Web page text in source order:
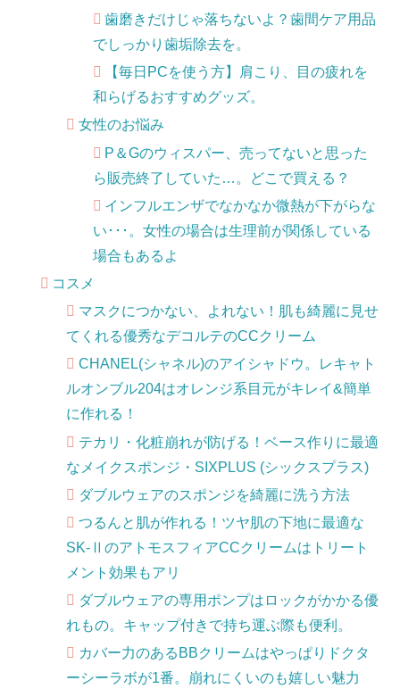
歯磨きだけじゃ落ちないよ？歯間ケア用品
でしっかり歯垢除去を。
【毎日PCを使う方】肩こり、目の疲れを
和らげるおすすめグッズ。
女性のお悩み
P＆Gのウィスパー、売ってないと思った
ら販売終了していた…。どこで買える？
インフルエンザでなかなか微熱が下がらな
い･･･。女性の場合は生理前が関係している
場合もあるよ
コスメ
マスクにつかない、よれない！肌も綺麗に見せ
てくれる優秀なデコルテのCCクリーム
CHANEL(シャネル)のアイシャドウ。レキャト
ルオンブル204はオレンジ系目元がキレイ&簡単
に作れる！
テカリ・化粧崩れが防げる！ベース作りに最適
なメイクスポンジ・SIXPLUS (シックスプラス)
ダブルウェアのスポンジを綺麗に洗う方法
つるんと肌が作れる！ツヤ肌の下地に最適な
SK-ⅡのアトモスフィアCCクリームはトリート
メント効果もアリ
ダブルウェアの専用ポンプはロックがかかる優
れもの。キャップ付きで持ち運ぶ際も便利。
カバー力のあるBBクリームはやっぱりドクタ
ーシーラボが1番。崩れにくいのも嬉しい魅力